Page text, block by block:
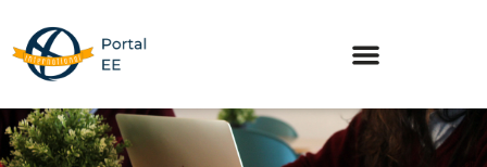
content